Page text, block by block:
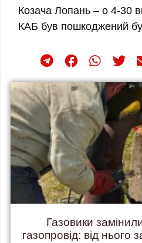
Козача Лопань – о 4-30
КАБ був пошкоджений
Газовики
газопровід: від